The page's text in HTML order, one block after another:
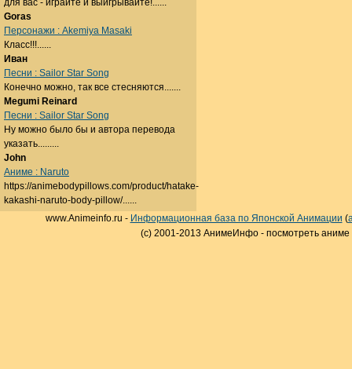
для вас - играйте и выигрывайте!......
Goras
Персонажи : Akemiya Masaki
Класс!!!......
Иван
Песни : Sailor Star Song
Конечно можно, так все стесняются.......
Megumi Reinard
Песни : Sailor Star Song
Ну можно было бы и автора перевода
указать.........
John
Аниме : Naruto
https://animebodypillows.com/product/hatake-
kakashi-naruto-body-pillow/......
www.Animeinfo.ru - Информационная база по Японской Анимации (
(c) 2001-2013 АнимеИнфо - посмотреть аниме